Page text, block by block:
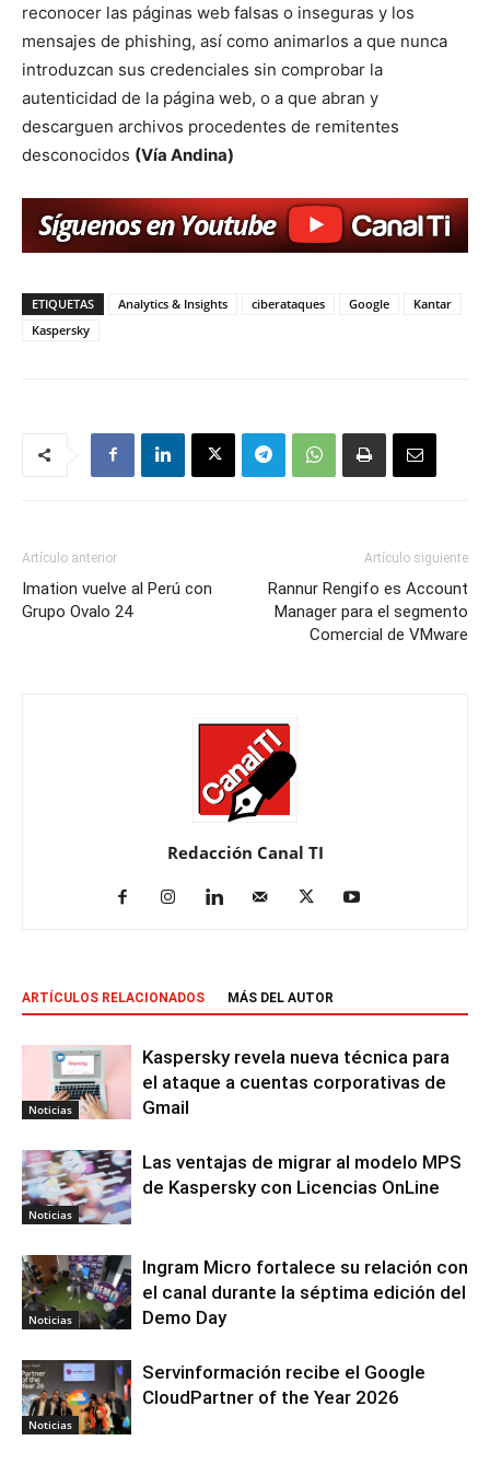
reconocer las páginas web falsas o inseguras y los
mensajes de phishing, así como animarlos a que nunca
introduzcan sus credenciales sin comprobar la
autenticidad de la página web, o a que abran y
descarguen archivos procedentes de remitentes
desconocidos (Vía Andina)
ETIQUETAS Analytics & Insights ciberataques Google
Kantar
Kaspersky
Artículo anterior
Imation vuelve al Perú con
Grupo Ovalo 24
Artículo siguiente
Rannur Rengifo es Account
Manager para el segmento
Comercial de VMware
Redacción Canal TI
ARTÍCULOS RELACIONADOS MÁS DEL AUTOR
Noticias
Kaspersky revela nueva técnica para
el ataque a cuentas corporativas de
Gmail
Noticias
Las ventajas de migrar al modelo MPS
de Kaspersky con Licencias OnLine
Noticias
Ingram Micro fortalece su relación con
el canal durante la séptima edición del
Demo Day
Noticias
Servinformación recibe el Google
CloudPartner of the Year 2026